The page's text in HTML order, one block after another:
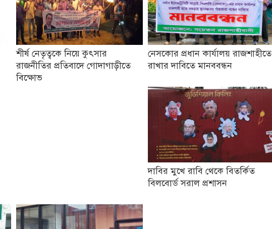
শীর্ষ নেতৃত্বকে নিয়ে কুৎসার
রাজনীতির প্রতিবাদে গোদাগাড়ীতে
বিক্ষোভ
নেসকোর প্রধান কার্যালয় রাজশাহীতে
রাখার দাবিতে মানববন্ধন
দাবির মুখে রাবি থেকে বিতর্কিত
বিলবোর্ড সরাল প্রশাসন